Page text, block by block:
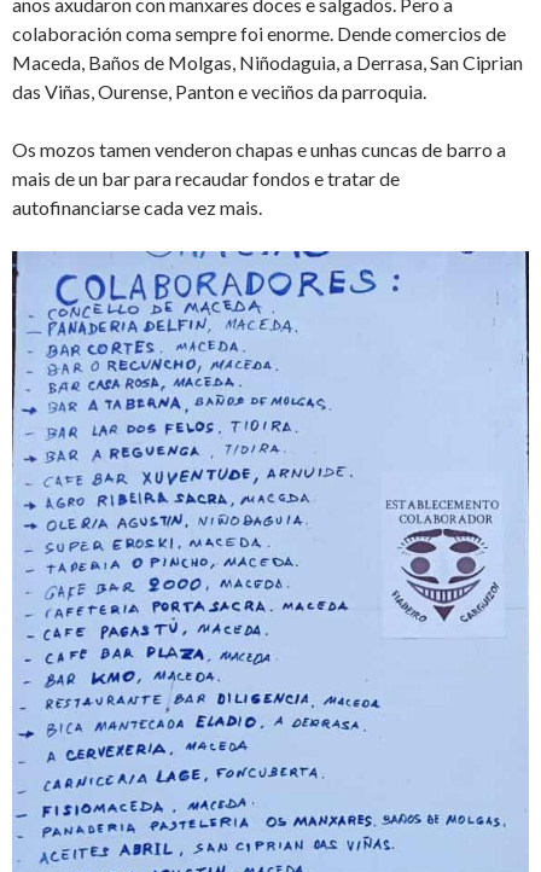
colaboración coma sempre foi enorme. Dende comercios de
Maceda, Baños de Molgas, Niñodaguia, a Derrasa, San Ciprian
das Viñas, Ourense, Panton e veciños da parroquia.
Os mozos tamen venderon chapas e unhas cuncas de barro a
mais de un bar para recaudar fondos e tratar de
autofinanciarse cada vez mais.